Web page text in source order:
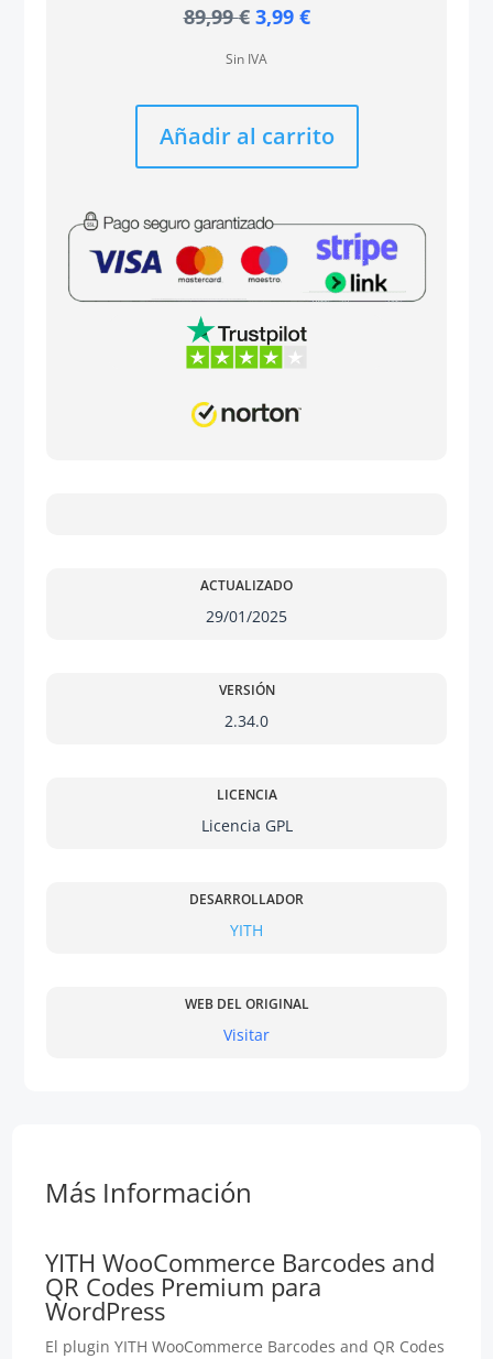
89,99€ El
original
3,99 €El
3,99 €.
Sin IVA
Añadir al carrito
ACTUALIZADO
29/01/2025
VERSIÓN
2.34.0
LICENCIA
Licencia GPL
DESARROLLADOR
YITH
WEB DEL ORIGINAL
Visitar
Más Información
YITH WooCommerce Barcodes and
QR Codes Premium para
WordPress
El plugin YITH WooCommerce Barcodes and QR Codes